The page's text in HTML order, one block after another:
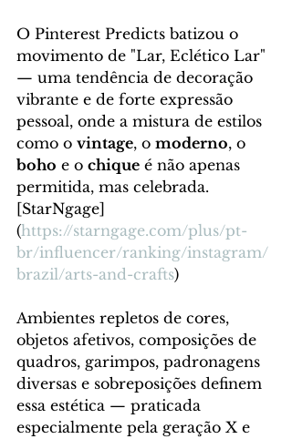
O Pinterest Predicts batizou o
movimento de "Lar, Eclético Lar"
— uma tendência de decoração
vibrante e de forte expressão
pessoal, onde a mistura de estilos
como o vintage, o moderno, o
boho e o chique é não apenas
permitida, mas celebrada.
[StarNgage]
(https://starngage.com/plus/pt-
br/influencer/ranking/instagram/
brazil/arts-and-crafts)
Ambientes repletos de cores,
objetos afetivos, composições de
quadros, garimpos, padronagens
diversas e sobreposições definem
essa estética — praticada
especialmente pela geração X e